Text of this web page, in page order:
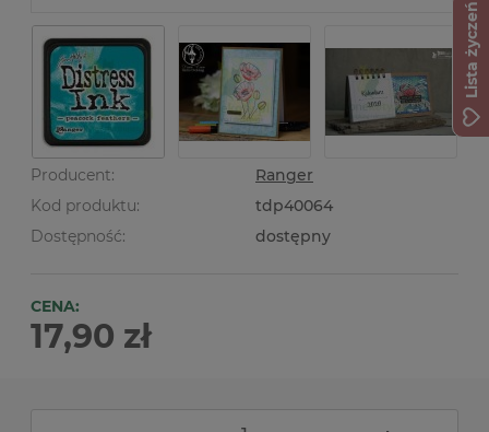
Producent:
Ranger
Kod produktu:
tdp40064
Dostępność:
dostępny
CENA:
17,90 zł
Lista życzeń